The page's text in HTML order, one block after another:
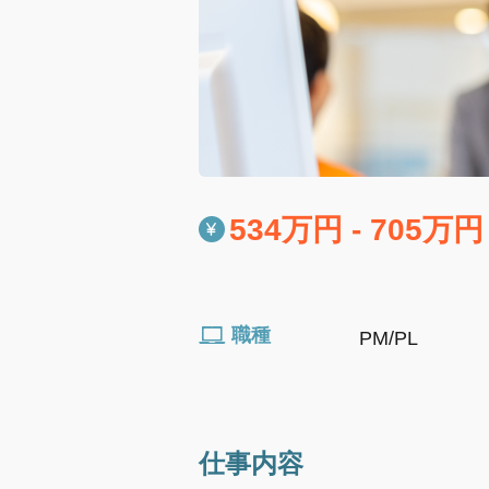
534万円 - 705万円
職種 PM/PL
仕事内容